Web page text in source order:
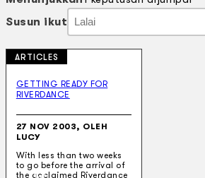
Teater
Tarian
Penapisan
Sejarah Lisan
Hubungi Kami
BM
Susun ikut Susun ikut
Susun ikut
Susun ikut
ARTICLES
GETTING READY FOR
RIVERDANCE
27 NOV 2003, OLEH
LUCY
With less than two weeks
to go before the arrival of
the acclaimed Riverdance